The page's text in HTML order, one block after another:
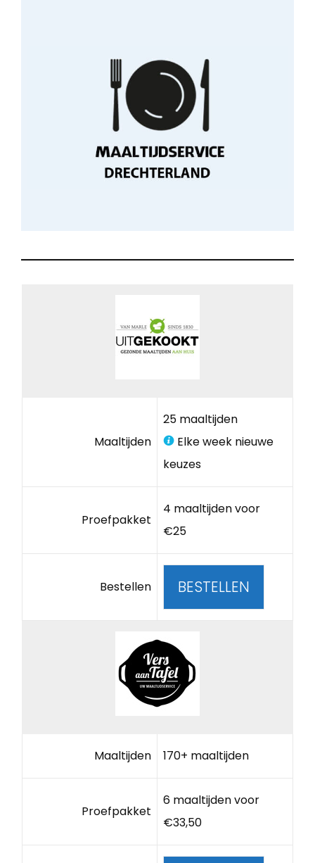
Maaltijden
25 maaltijden
Elke week nieuwe
keuzes
Proefpakket
4 maaltijden voor
€25
Bestellen BESTELLEN
Maaltijden 170+ maaltijden
Proefpakket
6 maaltijden voor
€33,50